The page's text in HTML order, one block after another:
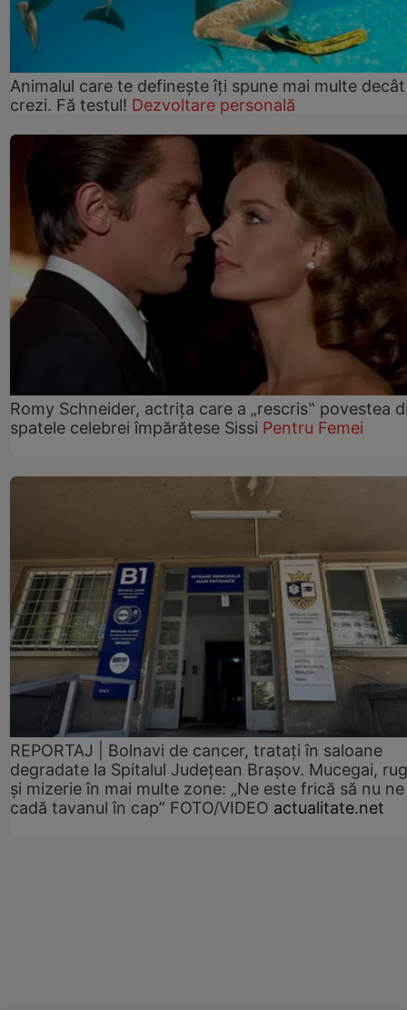
Animalul care te definește îți spune mai multe decât
crezi. Fă testul! Dezvoltare personală
Romy Schneider, actrița care a „rescris‟ povestea
spatele celebrei împărătese Sissi Pentru Femei
REPORTAJ | Bolnavi de cancer, tratați în saloane
degradate la Spitalul Județean Brașov. Mucegai,
și mizerie în mai multe zone: „Ne este frică să nu ne
cadă tavanul în cap” FOTO/VIDEO actualitate.net